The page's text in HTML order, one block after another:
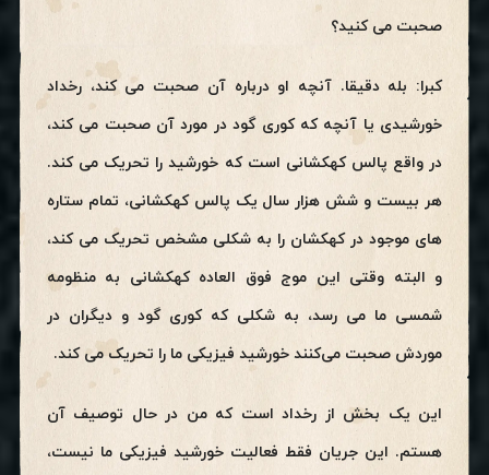
صحبت می کنید؟
کبرا: بله دقیقا. آنچه او درباره آن صحبت می کند، رخداد
خورشیدی یا آنچه که کوری گود در مورد آن صحبت می کند،
در واقع پالس کهکشانی است که خورشید را تحریک می کند.
هر بیست و شش هزار سال یک پالس کهکشانی، تمام ستاره
های موجود در کهکشان را به شکلی مشخص تحریک می کند،
و البته وقتی این موج فوق العاده کهکشانی به منظومه
شمسی ما می رسد، به شکلی که کوری گود و دیگران در
موردش صحبت می‌کنند خورشید فیزیکی ما را تحریک می کند.
این یک بخش از رخداد است که من در حال توصیف آن
هستم. این جریان فقط فعالیت خورشید فیزیکی ما نیست،